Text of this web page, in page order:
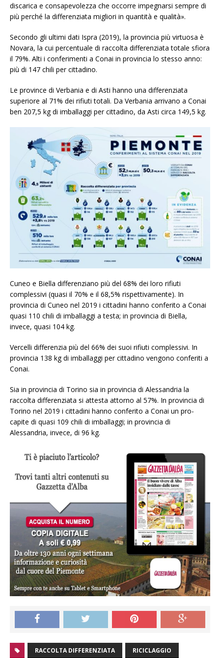
discarica e consapevolezza che occorre impegnarsi sempre di
più perché la differenziata migliori in quantità e qualità».
Secondo gli ultimi dati Ispra (2019), la provincia più virtuosa è
Novara, la cui percentuale di raccolta differenziata totale sfiora
il 79%. Alti i conferimenti a Conai in provincia lo stesso anno:
più di 147 chili per cittadino.
Le province di Verbania e di Asti hanno una differenziata
superiore al 71% dei rifiuti totali. Da Verbania arrivano a Conai
ben 207,5 kg di imballaggi per cittadino, da Asti circa 149,5 kg.
Cuneo e Biella differenziano più del 68% dei loro rifiuti
complessivi (quasi il 70% e il 68,5% rispettivamente). In
provincia di Cuneo nel 2019 i cittadini hanno conferito a Conai
quasi 110 chili di imballaggi a testa; in provincia di Biella,
invece, quasi 104 kg.
Vercelli differenzia più del 66% dei suoi rifiuti complessivi. In
provincia 138 kg di imballaggi per cittadino vengono conferiti a
Conai.
Sia in provincia di Torino sia in provincia di Alessandria la
raccolta differenziata si attesta attorno al 57%. In provincia di
Torino nel 2019 i cittadini hanno conferito a Conai un pro-
capite di quasi 109 chili di imballaggi; in provincia di
Alessandria, invece, di 96 kg.
RACCOLTA DIFFERENZIATA RICICLAGGIO